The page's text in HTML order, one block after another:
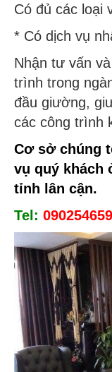
Có đủ các loại
* Có dịch vụ
Nhận tư vấn
trình trong
đầu giường,
các công trình
Cơ sở chúng
vụ quý khách
tỉnh lân cận.
Tel: